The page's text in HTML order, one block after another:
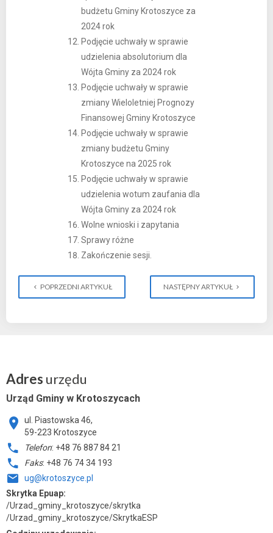
budżetu Gminy Krotoszyce za
2024 rok
Podjęcie uchwały w sprawie
udzielenia absolutorium dla
Wójta Gminy za 2024 rok
Podjęcie uchwały w sprawie
zmiany Wieloletniej Prognozy
Finansowej Gminy Krotoszyce
Podjęcie uchwały w sprawie
zmiany budżetu Gminy
Krotoszyce na 2025 rok
Podjęcie uchwały w sprawie
udzielenia wotum zaufania dla
Wójta Gminy za 2024 rok
Wolne wnioski i zapytania
Sprawy różne
Zakończenie sesji.
POPRZEDNI ARTYKUŁ NASTĘPNY ARTYKUŁ
Adres urzędu
Urząd Gminy w Krotoszycach
ul. Piastowska 46,
59-223 Krotoszyce
Telefon: +48 76 887 84 21
Faks: +48 76 74 34 193
ug@krotoszyce.pl
Skrytka Epuap:
/Urzad_gminy_krotoszyce/skrytka
/Urzad_gminy_krotoszyce/SkrytkaESP